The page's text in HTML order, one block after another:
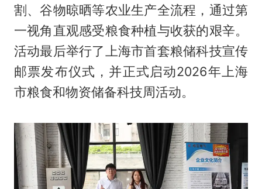
割、谷物晾晒等农业生产全流程，通过第
一视角直观感受粮食种植与收获的艰辛。
活动最后举行了上海市首套粮储科技宣传
邮票发布仪式，并正式启动2026年上海
市粮食和物资储备科技周活动。